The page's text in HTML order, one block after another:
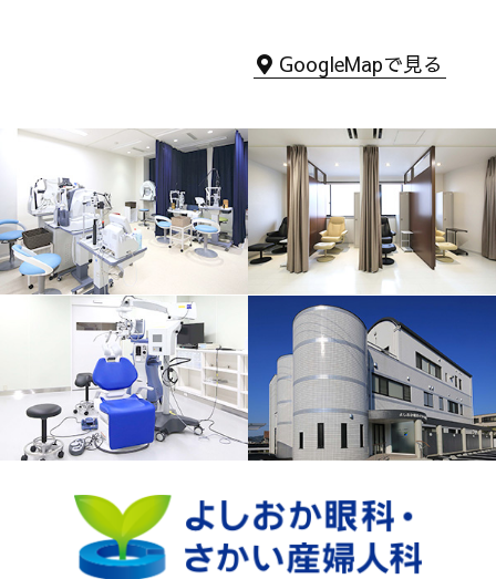
GoogleMapで見る